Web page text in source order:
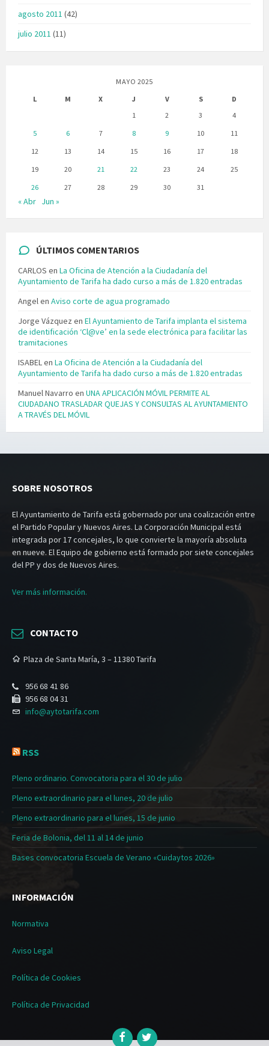
agosto 2011 (42)
julio 2011 (11)
MAYO 2025
L
M X J V S
D
1
2 3
4
5
6 7 8 9 10
11
12
13 14 15 16 17
18
19
20 21 22 23 24
25
26
27 28 29 30 31
« Abr Jun »
ÚLTIMOS COMENTARIOS
CARLOS en La Oficina de Atención a la Ciudadanía del
Ayuntamiento de Tarifa ha dado curso a más de 1.820 entradas
Angelen Aviso corte de agua programado
Jorge Vázquez en El Ayuntamiento de Tarifa implanta el sistema
de identificación ‘Cl@ve’ en la sede electrónica para facilitar las
tramitaciones
ISABELen La Oficina de Atención a la Ciudadanía del
Ayuntamiento de Tarifa ha dado curso a más de 1.820 entradas
Manuel Navarro en UNA APLICACIÓN MÓVIL PERMITE AL
CIUDADANO TRASLADAR QUEJAS Y CONSULTAS AL AYUNTAMIENTO
A TRAVÉS DEL MÓVIL
SOBRE NOSOTROS
El Ayuntamiento de Tarifa está gobernado por una coalización entre
el Partido Popular y Nuevos Aires. La Corporación Municipal está
integrada por 17 concejales, lo que convierte la mayoría absoluta
en nueve. El Equipo de gobierno está formado por siete concejales
del PP y dos de Nuevos Aires.
Ver más información.
CONTACTO
Plaza de Santa María, 3 – 11380 Tarifa
956 68 41 86
956 68 04 31
info@aytotarifa.com
RSS
Pleno ordinario. Convocatoria para el 30 de julio
Pleno extraordinario para el lunes, 20 de julio
Pleno extraordinario para el lunes, 15 de junio
Feria de Bolonia, del 11 al 14 de junio
Bases convocatoria Escuela de Verano «Cuidaytos 2026»
INFORMACIÓN
Normativa
Aviso Legal
Política de Cookies
Política de Privacidad